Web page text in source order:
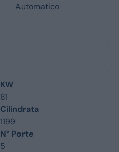
Automatico
KW
81
Cilindrata
1199
N° Porte
5